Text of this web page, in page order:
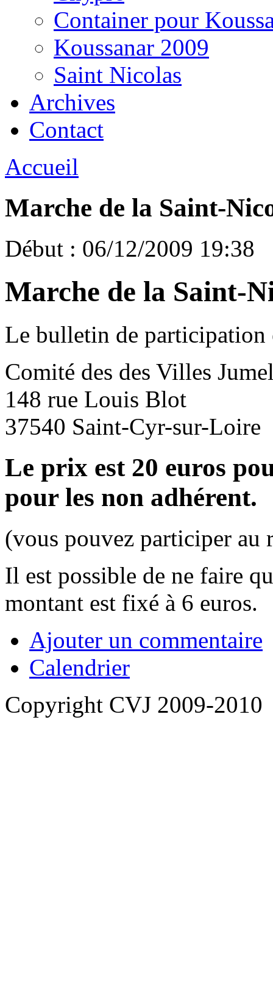
Container pour
Koussanar 2009
Saint Nicolas
Archives
Contact
Accueil
Marche de la Saint-
Début : 06/12/2009 19:38
Marche de la Saint-
Le bulletin de participation
Comité des des Villes
148 rue Louis Blot
37540 Saint-Cyr-sur-Loire
Le prix est 20 euros
pour les non adhérent.
(vous pouvez participer au
Il est possible de ne faire
montant est fixé à 6 euros.
Ajouter un commentaire
Calendrier
Copyright CVJ 2009-2010